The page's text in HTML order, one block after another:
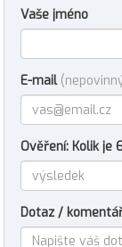
Vaše jméno
E-mail
Ověření: Kolik je
Dotaz /